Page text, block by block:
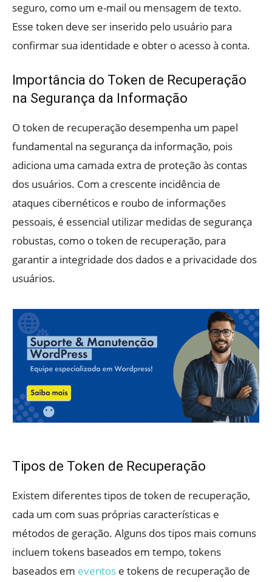
seguro, como um e-mail ou mensagem de texto.
Esse token deve ser inserido pelo usuário para
confirmar sua identidade e obter o acesso à conta.
Importância do Token de Recuperação
na Segurança da Informação
O token de recuperação desempenha um papel
fundamental na segurança da informação, pois
adiciona uma camada extra de proteção às contas
dos usuários. Com a crescente incidência de
ataques cibernéticos e roubo de informações
pessoais, é essencial utilizar medidas de segurança
robustas, como o token de recuperação, para
garantir a integridade dos dados e a privacidade dos
usuários.
Tipos de Token de Recuperação
Existem diferentes tipos de token de recuperação,
cada um com suas próprias características e
métodos de geração. Alguns dos tipos mais comuns
incluem tokens baseados em tempo, tokens
baseados em eventos e tokens de recuperação de